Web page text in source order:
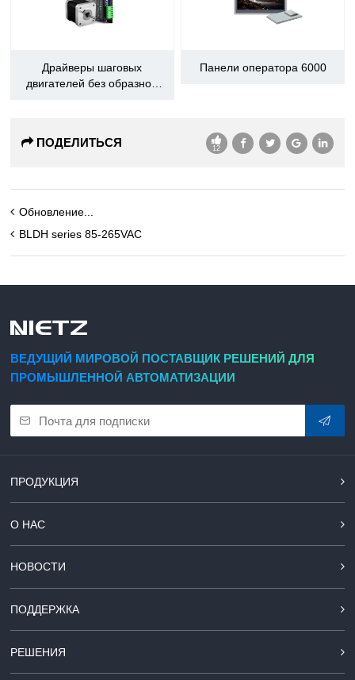
Драйверы шаговых
двигателей без образной
Панели оператора 6000
ПОДЕЛИТЬСЯ 12
Обновление...
BLDH series 85-265VAC
ВЕДУЩИЙ МИРОВОЙ ПОСТАВЩИК РЕШЕНИЙ ДЛЯ
ПРОМЫШЛЕННОЙ АВТОМАТИЗАЦИИ
ПРОДУКЦИЯ
О НАС
НОВОСТИ
ПОДДЕРЖКА
РЕШЕНИЯ